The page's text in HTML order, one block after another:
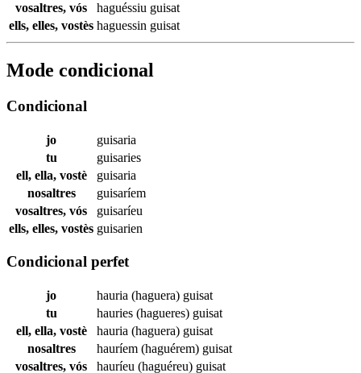
vosaltres, vós
haguéssiu guisat
ells, elles, vostès haguessin guisat
Mode condicional
Condicional
jo
guisaria
tu
guisaries
ell, ella, vostè
guisaria
nosaltres
guisaríem
vosaltres, vós
guisaríeu
ells, elles, vostès guisarien
Condicional perfet
jo hauria (haguera) guisat
tu
hauries (hagueres) guisat
ell, ella, vostè
hauria (haguera) guisat
nosaltres
hauríem (haguérem) guisat
vosaltres, vós
hauríeu (haguéreu) guisat